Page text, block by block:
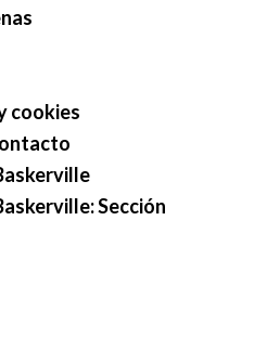
cookies
Sección